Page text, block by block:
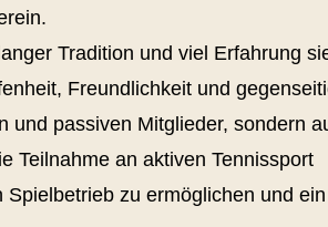
Tradition und viel Erfahrung
Freundlichkeit und
und passiven Mitglieder, sondern
Teilnahme an aktiven Tennissport
zu ermöglichen und